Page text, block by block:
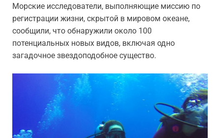
Морские исследователи, выполняющие миссию по
регистрации жизни, скрытой в мировом океане,
сообщили, что обнаружили около 100
потенциальных новых видов, включая одно
загадочное звездоподобное существо.